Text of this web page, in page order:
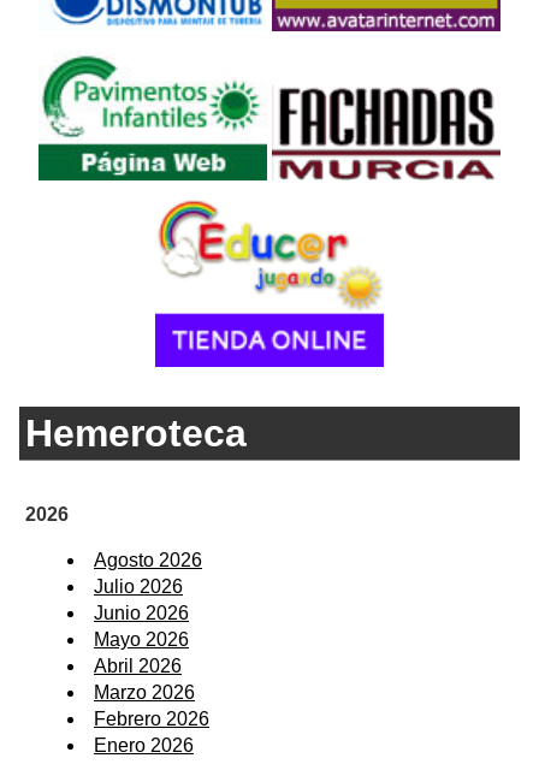
Hemeroteca
2026
Agosto 2026
Julio 2026
Junio 2026
Mayo 2026
Abril 2026
Marzo 2026
Febrero 2026
Enero 2026